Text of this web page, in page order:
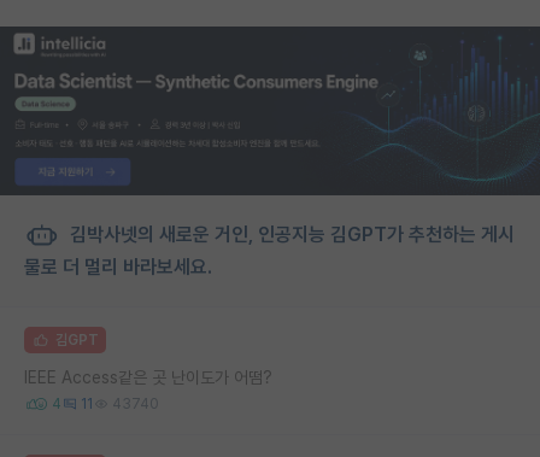
김박사넷의 새로운 거인, 인공지능 김GPT가 추천하는 게시
물로 더 멀리 바라보세요.
김GPT
IEEE Access같은 곳 난이도가 어떰?
4 11 43740